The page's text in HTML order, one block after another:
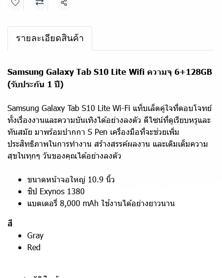
แชร์
รายละเอียดสินค้า
Samsung Galaxy Tab S10 Lite Wifi ความจุ 6+128GB
(รับประกัน 1 ปี)
Samsung Galaxy Tab S10 Lite Wi-Fi แท็บเล็ตคู่ใจที่ตอบโจทย์
ทั้งเรื่องงานและความบันเทิงได้อย่างลงตัว ดีไซน์ที่ดูเรียบหรูและ
ทันสมัย มาพร้อมปากกา S Pen เครื่องมือที่จะช่วยเพิ่ม
ประสิทธิภาพในการทำงาน สร้างสรรค์ผลงาน และเติมเต็มความ
สุขในทุกๆ วันของคุณได้อย่างลงตัว
ขนาดหน้าจอใหญ่ 10.9 นิ้ว
ชิป Exynos 1380
แบตเตอรี่ 8,000 mAh ใช้งานได้อย่างยาวนาน
สี
Gray
Red